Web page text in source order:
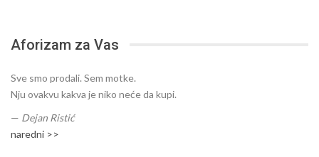
Aforizam za Vas
Sve smo prodali. Sem motke.
Nju ovakvu kakva je niko neće da kupi.
— Dejan Ristić
naredni >>